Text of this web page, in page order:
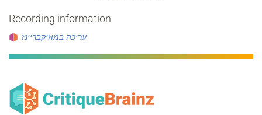
Recording information
עריכה במוזיקבריינז